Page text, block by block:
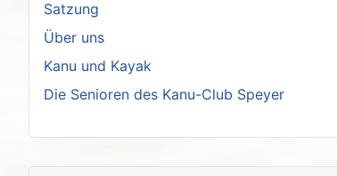
Satzung
Über uns
Kanu und Kayak
Die Senioren des Kanu-Club Speyer